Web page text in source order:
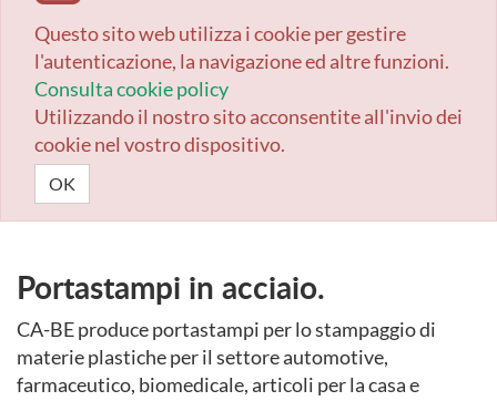
Questo sito web utilizza i cookie per gestire
l'autenticazione, la navigazione ed altre funzioni.
Consulta cookie policy
Utilizzando il nostro sito acconsentite all'invio dei
cookie nel vostro dispositivo.
OK
Portastampi in acciaio.
CA-BE produce portastampi per lo stampaggio di
materie plastiche per il settore automotive,
farmaceutico, biomedicale, articoli per la casa e